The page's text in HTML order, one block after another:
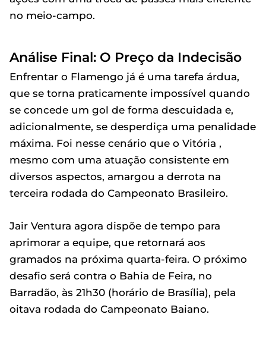
no meio-campo.
Análise Final: O Preço da Indecisão
Enfrentar o Flamengo já é uma tarefa árdua,
que se torna praticamente impossível quando
se concede um gol de forma descuidada e,
adicionalmente, se desperdiça uma penalidade
máxima. Foi nesse cenário que o Vitória ,
mesmo com uma atuação consistente em
diversos aspectos, amargou a derrota na
terceira rodada do Campeonato Brasileiro.
Jair Ventura agora dispõe de tempo para
aprimorar a equipe, que retornará aos
gramados na próxima quarta-feira. O próximo
desafio será contra o Bahia de Feira, no
Barradão, às 21h30 (horário de Brasília), pela
oitava rodada do Campeonato Baiano.